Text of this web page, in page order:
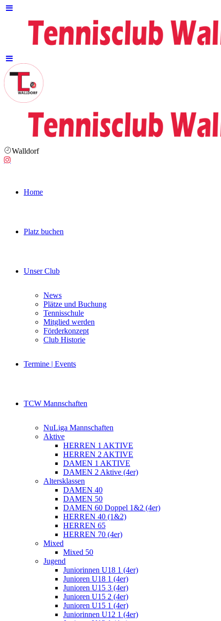
Walldorf
Home
Platz buchen
Unser Club
News
Plätze und Buchung
Tennisschule
Mitglied werden
Förderkonzept
Club Historie
Termine | Events
TCW Mannschaften
NuLiga Mannschaften
Aktive
HERREN 1 AKTIVE
HERREN 2 AKTIVE
DAMEN 1 AKTIVE
DAMEN 2 Aktive (4er)
Altersklassen
DAMEN 40
DAMEN 50
DAMEN 60 Doppel 1&2 (4er)
HERREN 40 (1&2)
HERREN 65
HERREN 70 (4er)
Mixed
Mixed 50
Jugend
Juniorinnen U18 1 (4er)
Junioren U18 1 (4er)
Junioren U15 3 (4er)
Junioren U15 2 (4er)
Junioren U15 1 (4er)
Juniorinnen U12 1 (4er)